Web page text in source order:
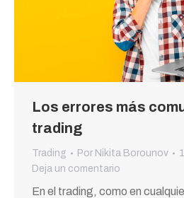
Los errores más
trading
Trading Por Nikita Borounov
Deja un comentario
En el trading, como en